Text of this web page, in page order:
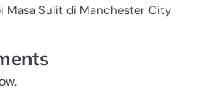
Masa Sulit di Manchester City